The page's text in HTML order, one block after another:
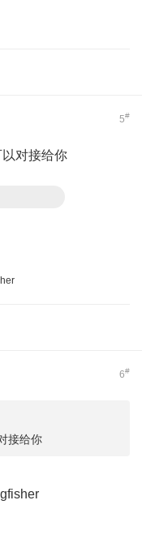
5#
对接给你
6#
接给你